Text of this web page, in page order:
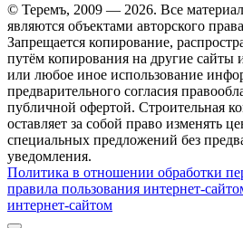
© Теремъ, 2009 — 2026. Все
являются объектами авторского
Запрещается копирование,
путём копирования на другие сайты
или любое иное использование
предварительного согласия
публичной офертой. Строительная
оставляет за собой право изменять
специальных предложений без
уведомления.
Политика в отношении обработки
правила пользования интернет-
интернет-сайтом